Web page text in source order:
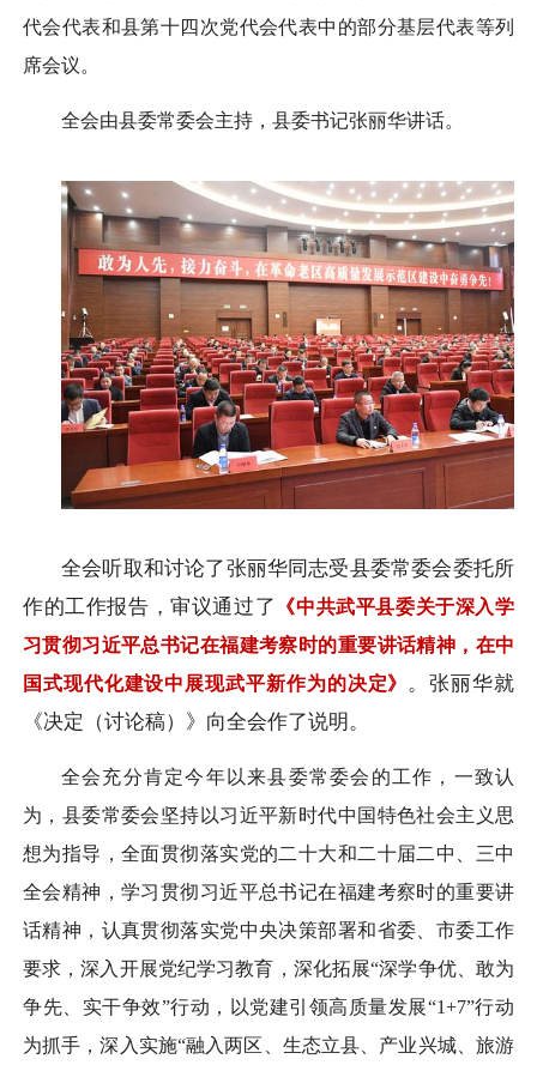
代会代表和县第十四次党代会代表中的部分基层代表等列
席会议。
全会由县委常委会主持，县委书记张丽华讲话。
全会听取和讨论了张丽华同志受县委常委会委托所
作的工作报告，审议通过了
《中共武平县委关于深入学
习贯彻习近平总书记在福建考察时的重要讲话精神，在中
国式现代化建设中展现武平新作为的决定》 。张丽华就
《决定（讨论稿）》向全会作了说明。
全会充分肯定今年以来县委常委会的工作，一致认
为，县委常委会坚持以习近平新时代中国特色社会主义思
想为指导，全面贯彻落实党的二十大和二十届二中、三中
全会精神，学习贯彻习近平总书记在福建考察时的重要讲
话精神，认真贯彻落实党中央决策部署和省委、市委工作
要求，深入开展党纪学习教育，深化拓展“深学争优、敢为
争先、实干争效”行动，以党建引领高质量发展“1+7”行动
为抓手，深入实施“融入两区、生态立县、产业兴城、旅游